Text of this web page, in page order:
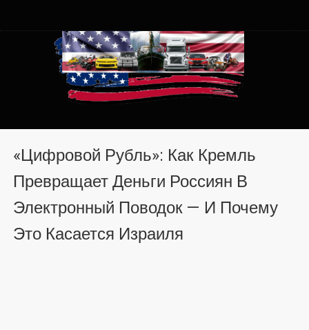
Хмельницком от auto.km.ua
«Цифровой Рубль»: Как Кремль
Превращает Деньги Россиян В
Электронный Поводок — И Почему
Это Касается Израиля